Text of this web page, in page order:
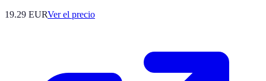
19.29 EURVer el precio